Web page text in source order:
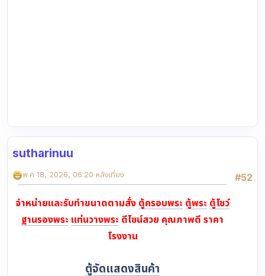
sutharinuu
#52
พ.ค 18, 2026, 06:20 หลังเที่ยง
จำหน่ายและรับทำขนาดตามสั่ง ตู้ครอบพระ ตู้พระ ตู้โชว์
ฐานรองพระ แท่นวางพระ ดีไซน์สวย คุณภาพดี ราคา
โรงงาน
ตู้จัดแสดงสินค้า